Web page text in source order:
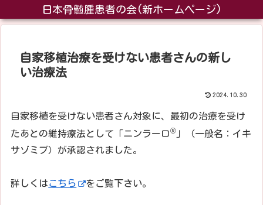
日本骨髄腫患者の会(新ホームページ)
自家移植治療を受けない患者さんの新し
い治療法
2024.10.30
自家移植を受けない患者さん対象に、最初の治療を受け
たあとの維持療法として「ニンラーロ® 」（一般名：イキ
サゾミブ）が承認されました。
詳しくはこちら をご覧下さい。